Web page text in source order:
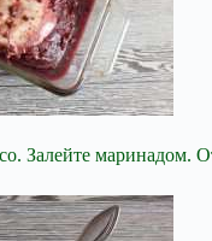
Залейте маринадом.